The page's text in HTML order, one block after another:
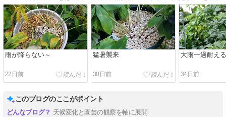
雨が降らない～
22日前
猛暑襲来
30日前
大雨一過耐え
34日前
このブログのここがポイント
天候変化と園芸の観察を軸に展開